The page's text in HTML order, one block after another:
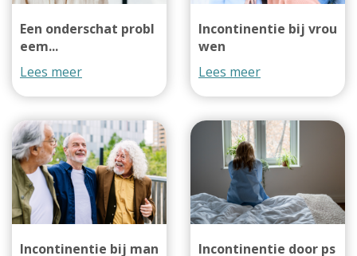
Een onderschat probl
eem...
Lees meer
Incontinentie bij vrou
wen
Lees meer
Incontinentie bij man
Incontinentie door ps